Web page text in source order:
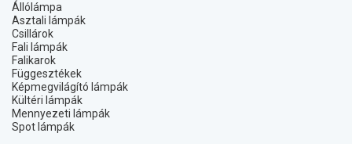
Állólámpa
Asztali lámpák
Csillárok
Fali lámpák
Falikarok
Függesztékek
Képmegvilágító lámpák
Kültéri lámpák
Mennyezeti lámpák
Spot lámpák